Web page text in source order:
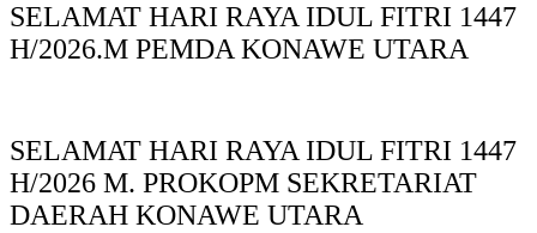
SELAMAT HARI RAYA IDUL FITRI 1447
H/2026.M PEMDA KONAWE UTARA
SELAMAT HARI RAYA IDUL FITRI 1447
H/2026 M. PROKOPM SEKRETARIAT
DAERAH KONAWE UTARA